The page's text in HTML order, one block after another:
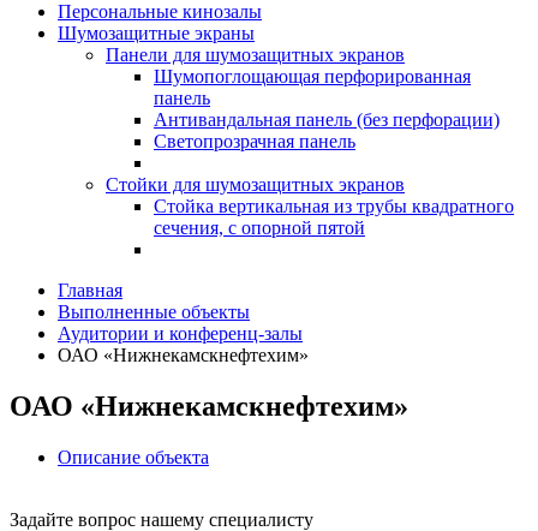
Персональные кинозалы
Шумозащитные экраны
Панели для шумозащитных экранов
Шумопоглощающая перфорированная
панель
Антивандальная панель (без перфорации)
Светопрозрачная панель
Стойки для шумозащитных экранов
Стойка вертикальная из трубы квадратного
сечения, с опорной пятой
Главная
Выполненные объекты
Аудитории и конференц-залы
ОАО «Нижнекамскнефтехим»
ОАО «Нижнекамскнефтехим»
Описание объекта
Задайте вопрос нашему специалисту